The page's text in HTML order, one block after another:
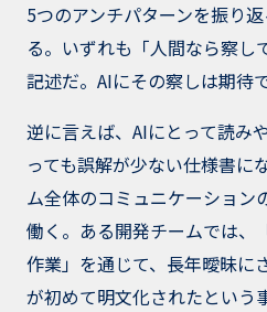
5つのアンチパターンを振り
る。いずれも「人間なら察し
記述だ。AIにその察しは期待
逆に言えば、AIにとって読み
っても誤解が少ない仕様書に
ム全体のコミュニケーション
働く。ある開発チームでは、
作業」を通じて、長年曖昧に
が初めて明文化されたという